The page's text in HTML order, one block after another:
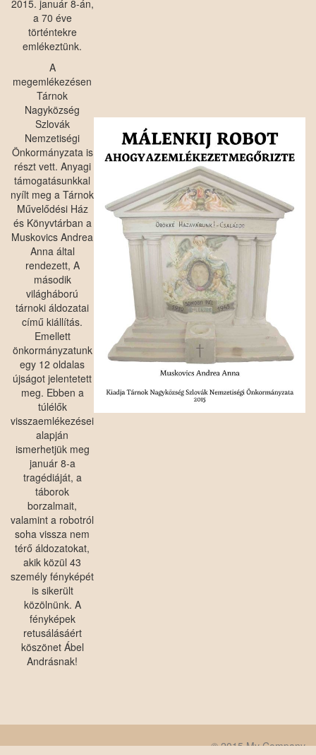
2015. január 8-án,
a 70 éve
történtekre
emlékeztünk.
A
megemlékezésen
Tárnok
Nagyközség
Szlovák
Nemzetiségi
Önkormányzata is
részt vett. Anyagi
támogatásunkkal
nyílt meg a Tárnok
Művelődési Ház
és Könyvtárban a
Muskovics Andrea
Anna által
rendezett, A
második
világháború
tárnoki áldozatai
című kiállítás.
Emellett
önkormányzatunk
egy 12 oldalas
újságot jelentetett
meg. Ebben a
túlélők
visszaemlékezései
alapján
ismerhetjük meg
január 8-a
tragédiáját, a
táborok
borzalmait,
valamint a robotról
soha vissza nem
térő áldozatokat,
akik közül 43
személy fényképét
is sikerült
közölnünk. A
fényképek
retusálásáért
köszönet Ábel
Andrásnak!
© 2015 My Company